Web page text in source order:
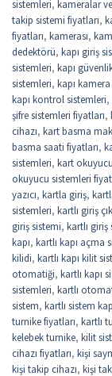
sistemleri, kameralar
takip sistemi fiyatları,
fiyatları, kamerası,
dedektörü, kapı giriş
sistemleri, kapı
sistemleri, kapı
kapı kontrol sistemleri,
şifre sistemleri fiyatları,
cihazı, kart basma
basma saati fiyatları,
sistemleri, kart okuyucu
okuyucu sistemleri
yazıcı, kartla giriş,
sistemleri, kartlı giriş
giriş sistemi, kartlı giriş
kapı, kartlı kapı açma
kilidi, kartlı kapı kilit
otomatiği, kartlı kapı
sistemleri, kartlı
sistem, kartlı sistem
turnike fiyatları, kartlı
kelebek turnike, kilit
cihazı fiyatları, kişi
kişi takip cihazı, kişi